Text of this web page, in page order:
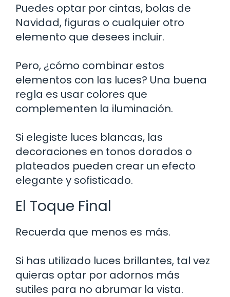
Puedes optar por cintas, bolas de
Navidad, figuras o cualquier otro
elemento que desees incluir.
Pero, ¿cómo combinar estos
elementos con las luces? Una buena
regla es usar colores que
complementen la iluminación.
Si elegiste luces blancas, las
decoraciones en tonos dorados o
plateados pueden crear un efecto
elegante y sofisticado.
El Toque Final
Recuerda que menos es más.
Si has utilizado luces brillantes, tal vez
quieras optar por adornos más
sutiles para no abrumar la vista.